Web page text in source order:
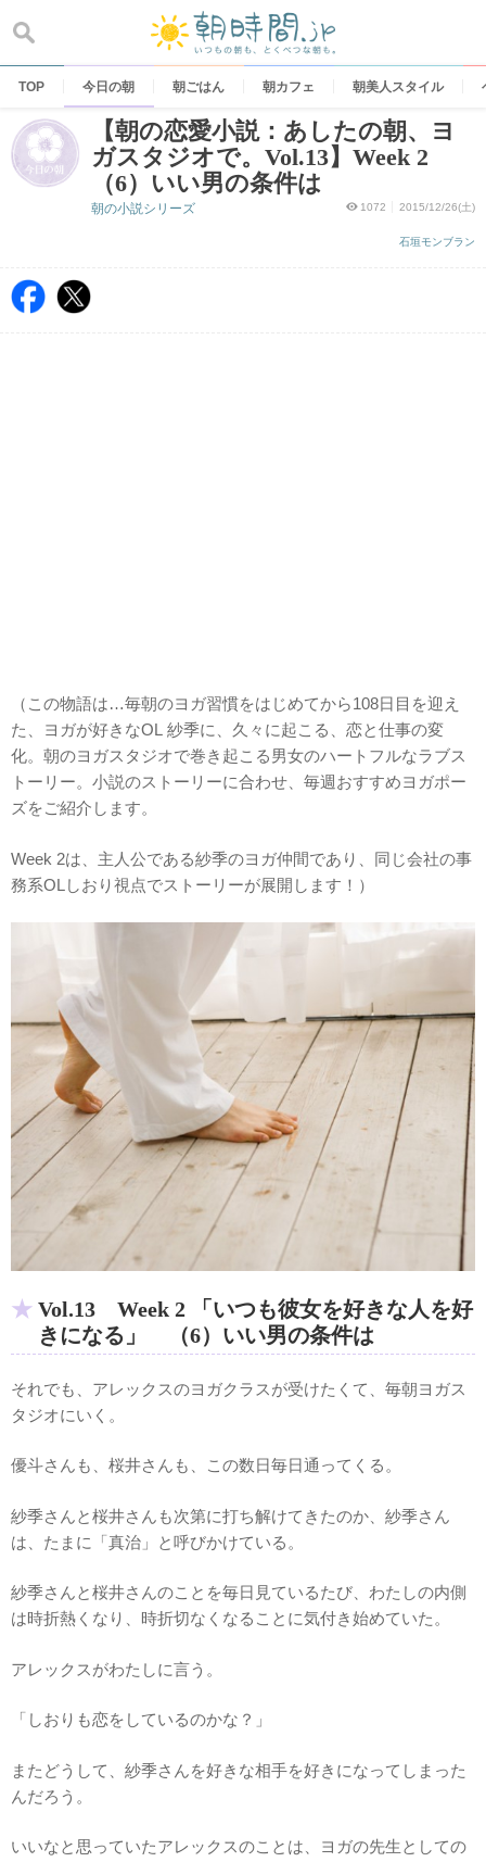
content
TOP 今日の朝 朝ごはん 朝カフェ 朝美人スタイル
【朝の恋愛小説：あしたの朝、ヨ
ガスタジオで。Vol.13】Week 2
（6）いい男の条件は
1072 2015/12/26(土)
石垣モンブラン
朝の小説シリーズ
（この物語は…毎朝のヨガ習慣をはじめてから108日目を迎え
た、ヨガが好きなOL 紗季に、久々に起こる、恋と仕事の変
化。朝のヨガスタジオで巻き起こる男女のハートフルなラブス
トーリー。小説のストーリーに合わせ、毎週おすすめヨガポー
ズをご紹介します。
Week 2は、主人公である紗季のヨガ仲間であり、同じ会社の事
務系OLしおり視点でストーリーが展開します！）
Vol.13 Week 2 「いつも彼女を好きな人を好
きになる」 （6）いい男の条件は
それでも、アレックスのヨガクラスが受けたくて、毎朝ヨガス
タジオにいく。
優斗さんも、桜井さんも、この数日毎日通ってくる。
紗季さんと桜井さんも次第に打ち解けてきたのか、紗季さん
は、たまに「真治」と呼びかけている。
紗季さんと桜井さんのことを毎日見ているたび、わたしの内側
は時折熱くなり、時折切なくなることに気付き始めていた。
アレックスがわたしに言う。
「しおりも恋をしているのかな？」
またどうして、紗季さんを好きな相手を好きになってしまった
んだろう。
いいなと思っていたアレックスのことは、ヨガの先生としての